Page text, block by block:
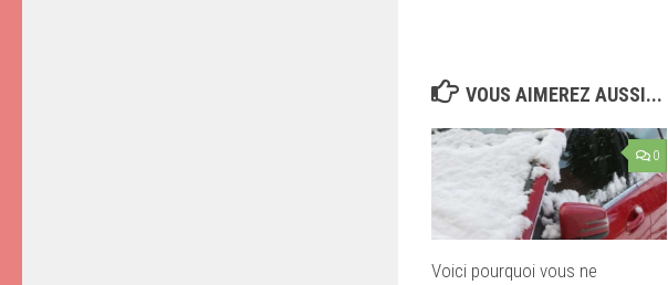
VOUS AIMEREZ AUSSI...
0
Voici pourquoi vous ne